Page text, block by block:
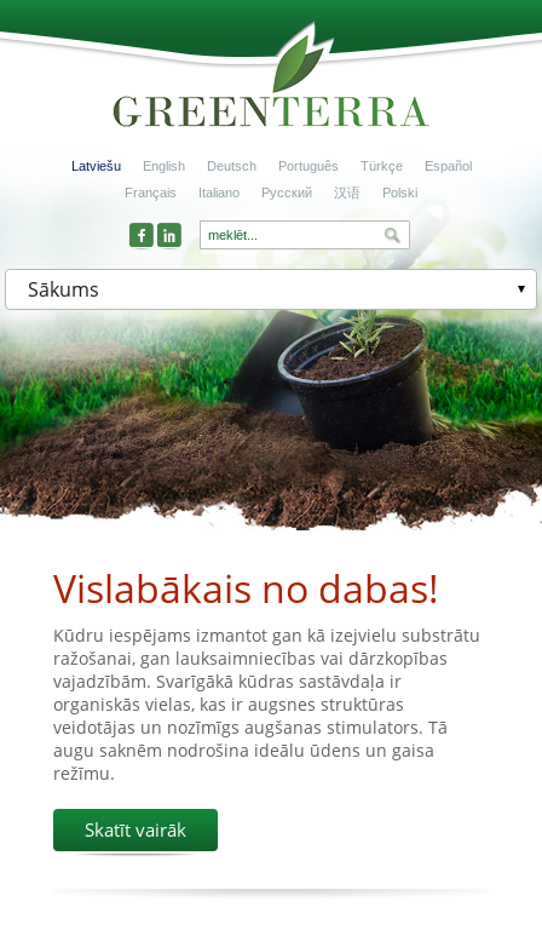
Latviešu English Deutsch Português Türkçe
Español
Français
Italiano Русский 汉语 Polski
Sākums
Vislabākais no dabas!
Kūdru iespējams izmantot gan kā izejvielu substrātu
ražošanai, gan lauksaimniecības vai dārzkopības
vajadzībām. Svarīgākā kūdras sastāvdaļa ir
organiskās vielas, kas ir augsnes struktūras
veidotājas un nozīmīgs augšanas stimulators. Tā
augu saknēm nodrošina ideālu ūdens un gaisa
režīmu.
Skatīt vairāk